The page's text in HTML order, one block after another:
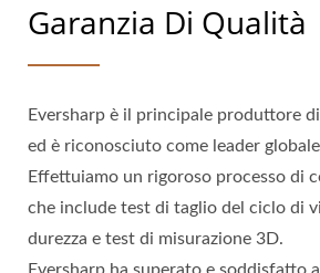
Garanzia Di Qualità
Eversharp è il principale produttore
ed è riconosciuto come leader
Effettuiamo un rigoroso processo di
che include test di taglio del ciclo di
durezza e test di misurazione 3D.